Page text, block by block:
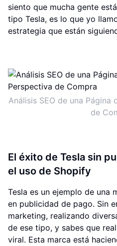
siento que mucha gente
tipo Tesla, es lo que yo
estrategia que están
Análisis SEO de una
de
El éxito de Tesla sin
el uso de Shopify
Tesla es un ejemplo de una
en publicidad de pago. Sin
marketing, realizando
de ese tipo, y sabes que
viral. Esta marca está